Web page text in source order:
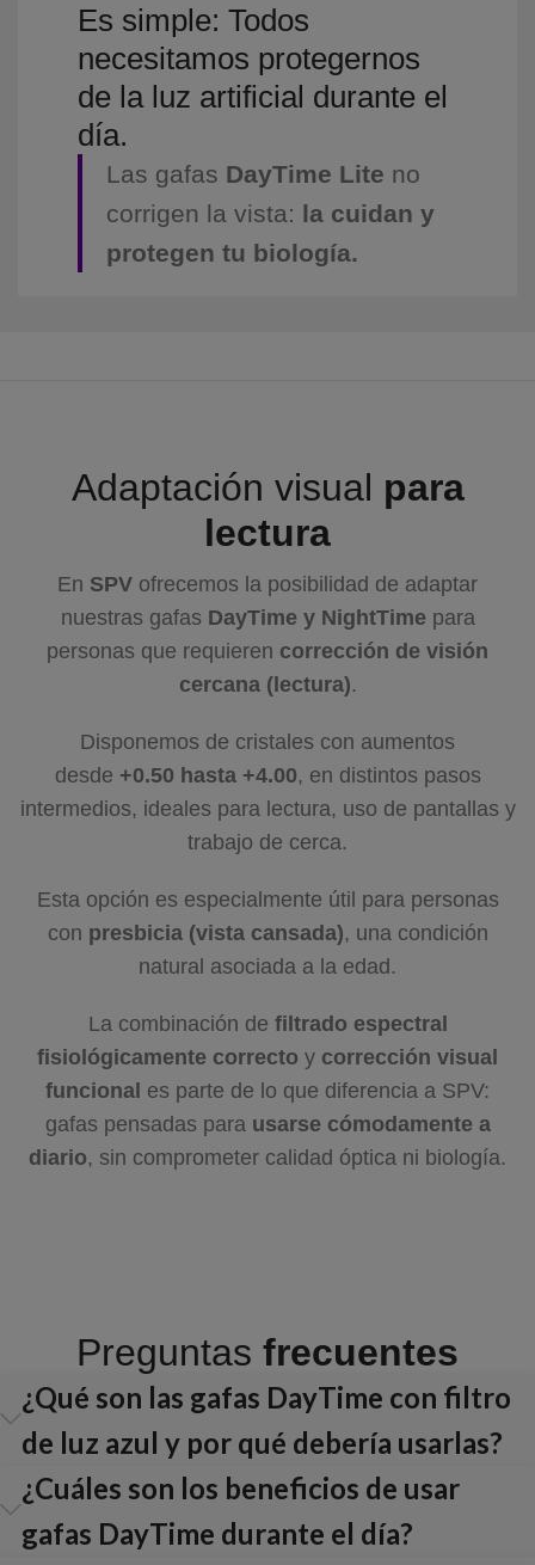
Es simple: Todos
necesitamos protegernos
de la luz artificial durante el
día.
Las gafas DayTime Lite no
corrigen la vista: la cuidan y
protegen tu biología.
Adaptación visual para
lectura
En SPV ofrecemos la posibilidad de adaptar
nuestras gafas DayTime y NightTime para
personas que requieren corrección de visión
cercana (lectura).
Disponemos de cristales con aumentos
desde +0.50 hasta +4.00, en distintos pasos
intermedios, ideales para lectura, uso de pantallas y
trabajo de cerca.
Esta opción es especialmente útil para personas
con presbicia (vista cansada), una condición
natural asociada a la edad.
La combinación de filtrado espectral
fisiológicamente correcto y corrección visual
funcional es parte de lo que diferencia a SPV:
gafas pensadas para usarse cómodamente a
diario, sin comprometer calidad óptica ni biología.
Preguntas frecuentes
¿Qué son las gafas DayTime con filtro
de luz azul y por qué debería usarlas?
¿Cuáles son los beneficios de usar
gafas DayTime durante el día?